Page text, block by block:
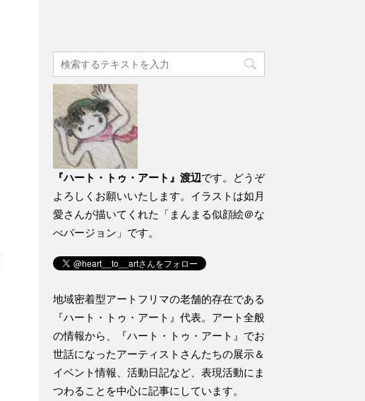
『ハート・トゥ・アート』渡辺です。どうぞ
よろしくお願いいたします。イラストは如月
愛さんが描いてくれた「まんまる似顔絵＠な
べバージョン」です。
地域密着型アートフリマの老舗的存在である
『ハート・トゥ・アート』代表。アート全般
の情報から、『ハート・トゥ・アート』でお
世話になったアーティストさんたちの展示＆
イベント情報、活動日記など、表現活動にま
つわることを中心に記事にしています。